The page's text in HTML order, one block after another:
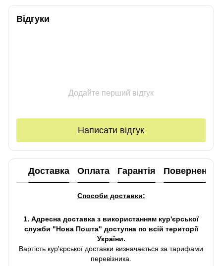
Відгуки
Додайте перший відгук
Написати відгук
Доставка Оплата Гарантія Повернення
Способи доставки:
1. Адресна доставка з використанням кур'єрської
служби "Нова Пошта" доступна по всій території
України.
Вартість кур'єрської доставки визначається за тарифами
перевізника.